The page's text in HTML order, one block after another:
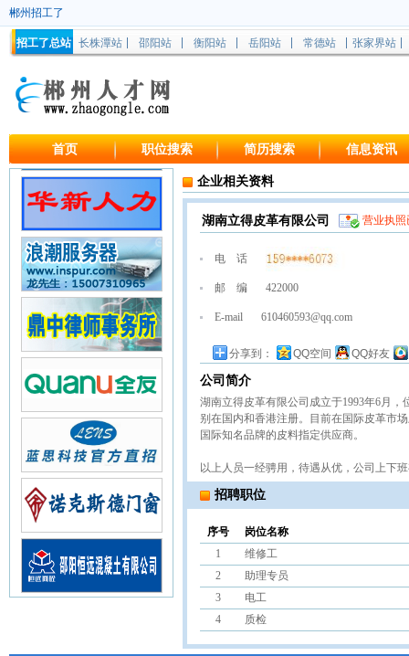
郴州招工了
招工了总站 长株潭站 邵阳站 衡阳站 岳阳站 常德站 张家界站
首页 职位搜索 简历搜索 信息资讯
企业相关资料
湖南立得皮革有限公司 营业执照
电 话
邮 编 422000
E-mail 610460593@qq.com
分享到： QQ空间 QQ好友
公司简介
湖南立得皮革有限公司成立于1993年6月
别在国内和香港注册。目前在国际皮革市
国际知名品牌的皮料指定供应商。
以上人员一经骋用，待遇从优，公司上下
招聘职位
序号
岗位名称
1
维修工
2
助理专员
3
电工
4
质检